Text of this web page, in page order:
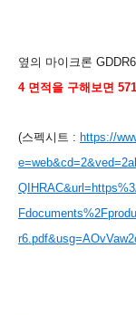
옆의 마이크론
4 면적을 구해보면
(스펙시트 : https://